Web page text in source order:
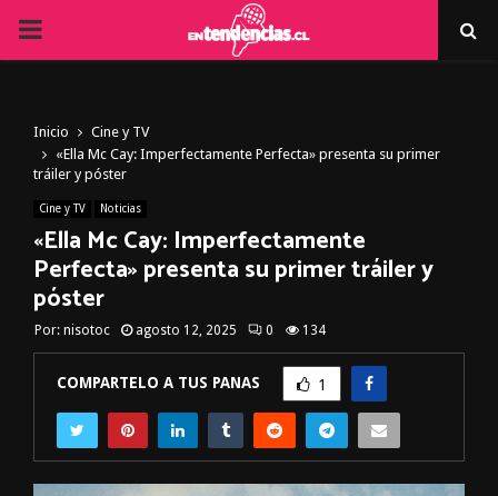
PRIMARY
Inicio
Cine y TV
«Ella Mc Cay: Imperfectamente Perfecta» presenta su primer
tráiler y póster
Cine y TV Noticias
«Ella Mc Cay: Imperfectamente
Perfecta» presenta su primer tráiler y
póster
Por: nisotoc agosto 12, 2025 0 134
COMPARTELO A TUS PANAS 1